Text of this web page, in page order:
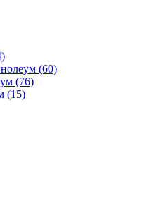
(60)
(76)
(15)